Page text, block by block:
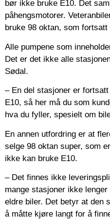
bør ikke bruke E10. Det
påhengsmotorer.
bruke 98 oktan, som
Alle pumpene som
Det er det ikke alle
Sødal.
– En del stasjoner er
E10, så her må du som
hva du fyller, spesielt om
En annen utfordring er at
selge 98 oktan super, som
ikke kan bruke E10.
– Det finnes ikke
mange stasjoner ikke
eldre biler. Det betyr at den
å måtte kjøre langt for å